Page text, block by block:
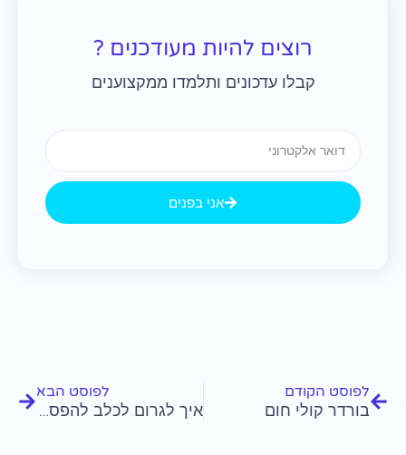
רוצים להיות מעודכנים ?
קבלו עדכונים ותלמדו ממקצוענים
אני בפנים
לפוסט הקודם
בורדר קולי חום
לפוסט הבא
איך לגרום לכלב להפסיק לנשוך